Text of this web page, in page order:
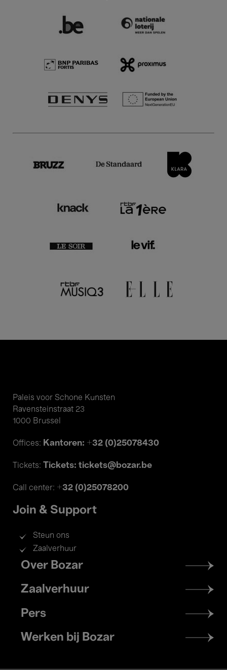
Paleis voor Schone Kunsten
Ravensteinstraat 23
1000 Brussel
Offices: Kantoren: +32 (0)25078430
Tickets: Tickets: tickets@bozar.be
Call center: +32 (0)25078200
Join & Support
Steun ons
Zaalverhuur
Footer
menu
Over Bozar
Zaalverhuur
Pers
Werken bij Bozar